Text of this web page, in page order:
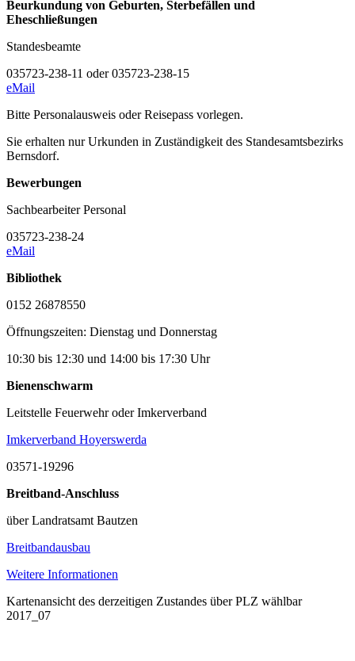
Beurkundung von Geburten, Sterbefällen und
Eheschließungen
Standesbeamte
035723-238-11 oder 035723-238-15
eMail
Bitte Personalausweis oder Reisepass vorlegen.
Sie erhalten nur Urkunden in Zuständigkeit des Standesamtsbezirks
Bernsdorf.
Bewerbungen
Sachbearbeiter Personal
035723-238-24
eMail
Bibliothek
0152 26878550
Öffnungszeiten: Dienstag und Donnerstag
10:30 bis 12:30 und 14:00 bis 17:30 Uhr
Bienenschwarm
Leitstelle Feuerwehr oder Imkerverband
Imkerverband Hoyerswerda
03571-19296
Breitband-Anschluss
über Landratsamt Bautzen
Breitbandausbau
Weitere Informationen
Kartenansicht des derzeitigen Zustandes über PLZ wählbar
2017_07